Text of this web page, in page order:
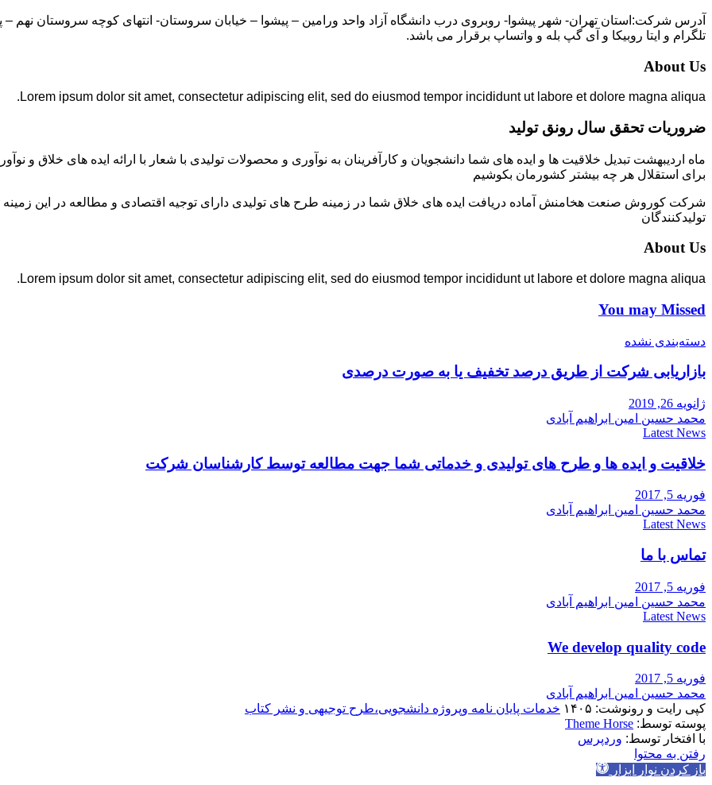
تلگرام و ایتا روبیکا و آی گپ بله و واتساپ برقرار می باشد.
About Us
Lorem ipsum dolor sit amet, consectetur adipiscing elit, sed do eiusmod tempor incididunt ut labore et dolore magna aliqua.
ضروریات تحقق سال رونق تولید
ماه اردیبهشت تبدیل خلاقیت ها و ایده های شما دانشجویان و کارآفرینان به نوآوری و محصولات تولیدی با شعار با ارائه ایده های خلاق
برای استقلال هر چه بیشتر کشورمان بکوشیم
شرکت کوروش صنعت هخامنش آماده دریافت ایده های خلاق شما در زمینه طرح های تولیدی دارای توجیه اقتصادی و مطالعه در این
تولیدکنندگان
About Us
Lorem ipsum dolor sit amet, consectetur adipiscing elit, sed do eiusmod tempor incididunt ut labore et dolore magna aliqua.
You may Missed
دسته‌بندی نشده
بازاریابی شرکت از طریق درصد تخفیف یا به صورت درصدی
ژانویه 26, 2019
محمد حسین امین ابراهیم آبادی
Latest News
خلاقیت و ایده ها و طرح های تولیدی و خدماتی شما جهت مطالعه توسط کارشناسان شرکت
فوریه 5, 2017
محمد حسین امین ابراهیم آبادی
Latest News
تماس با ما
فوریه 5, 2017
محمد حسین امین ابراهیم آبادی
Latest News
We develop quality code
فوریه 5, 2017
محمد حسین امین ابراهیم آبادی
کپی رایت و رونوشت: ۱۴۰۵
خدمات پایان نامه وپروژه دانشجویی،طرح توجیهی و نشر کتاب
پوسته توسط: Theme Horse
با افتخار توسط: وردپرس
رفتن به محتوا
باز کردن نوار ابزار